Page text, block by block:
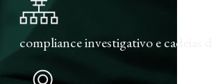
compliance investigativo e cadeias